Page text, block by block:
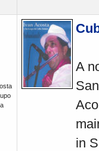
A
in